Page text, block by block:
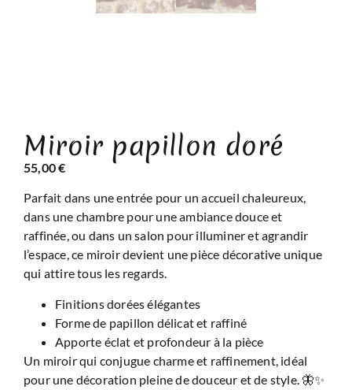
Miroir papillon doré
55,00€
Parfait dans une entrée pour un accueil chaleureux,
dans une chambre pour une ambiance douce et
raffinée, ou dans un salon pour illuminer et agrandir
l’espace, ce miroir devient une pièce décorative unique
qui attire tous les regards.
Finitions dorées élégantes
Forme de papillon délicat et raffiné
Apporte éclat et profondeur à la pièce
Un miroir qui conjugue charme et raffinement, idéal
pour une décoration pleine de douceur et de style. 🦋✨